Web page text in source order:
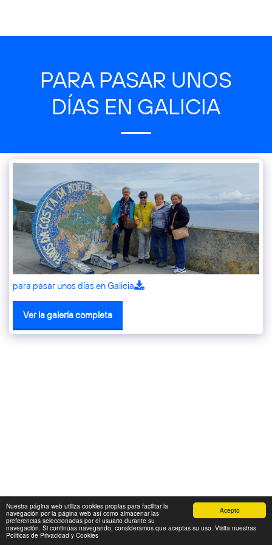
Acepto
Nuestra página web utiliza cookies propias para facilitar la
navegación por la página web así como almacenar las
preferencias seleccionadas por el usuario durante su
navegación. Si continúas navegando, consideramos que aceptas su uso. Visita nuestras
Politicas de Privacidad y Cookies
PARA PASAR UNOS
DÍAS EN GALICIA
para pasar unos días en Galicia
Ver la galería completa